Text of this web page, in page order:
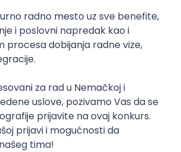
radno mesto uz sve benefite,
i poslovni napredak kao i
procesa dobijanja radne vize,
za rad u Nemačkoj i
uslove, pozivamo Vas da se
prijavite na ovaj konkurs.
prijavi i mogućnosti da
tima!